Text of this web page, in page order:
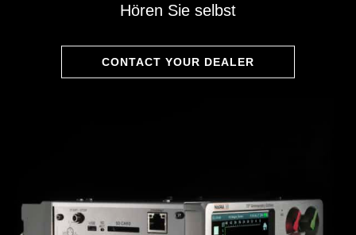
Hören Sie selbst
CONTACT YOUR DEALER